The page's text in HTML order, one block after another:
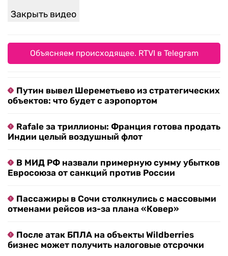
Закрыть видео
Объясняем происходящее. RTVI в Telegram
Путин вывел Шереметьево из стратегических
объектов: что будет с аэропортом
Rafale за триллионы: Франция готова продать
Индии целый воздушный флот
В МИД РФ назвали примерную сумму убытков
Евросоюза от санкций против России
Пассажиры в Сочи столкнулись с массовыми
отменами рейсов из-за плана «Ковер»
После атак БПЛА на объекты Wildberries
бизнес может получить налоговые отсрочки